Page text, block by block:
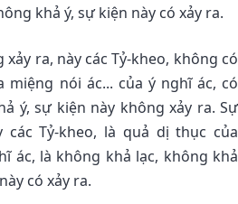
khả ý, sự kiện này có xảy ra.
xảy ra, này các Tỷ-kheo, không có
miệng nói ác... của ý nghĩ ác, có
ý, sự kiện này không xảy ra. Sự
các Tỷ-kheo, là quả dị thục của
ác, là không khả lạc, không khả
có xảy ra.